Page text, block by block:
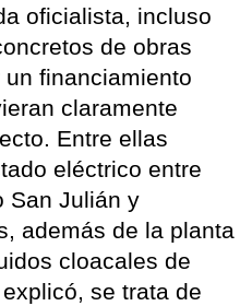
oficialista, incluso
de obras
financiamiento
claramente
Entre ellas
eléctrico entre
San Julián y
además de la planta
cloacales de
se trata de